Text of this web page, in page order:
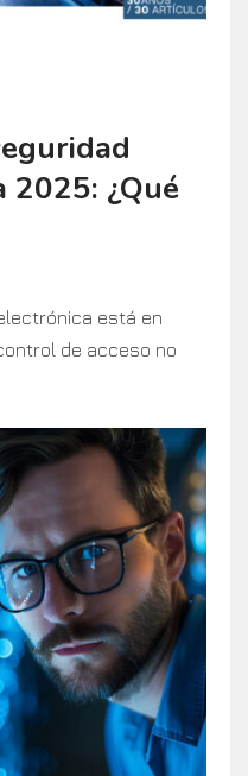
2025: ¿Qué
está en
de acceso no